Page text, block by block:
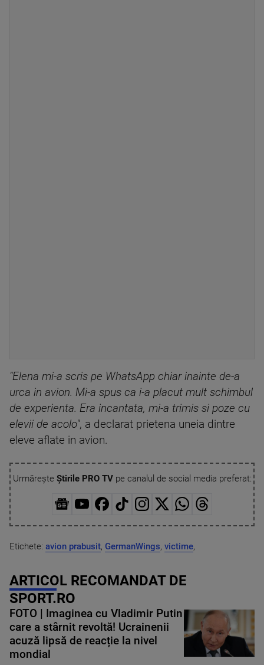
"Elena mi-a scris pe WhatsApp chiar inainte de-a
urca in avion. Mi-a spus ca i-a placut mult schimbul
de experienta. Era incantata, mi-a trimis si poze cu
elevii de acolo", a declarat prietena uneia dintre
eleve aflate in avion.
Urmărește Știrile PRO TVpe canalul de social media preferat:
Etichete: avion prabusit, GermanWings, victime,
ARTICOL RECOMANDAT DE
SPORT.RO
FOTO | Imaginea cu Vladimir Putin
care a stârnit revoltă! Ucrainenii
acuză lipsă de reacție la nivel
mondial